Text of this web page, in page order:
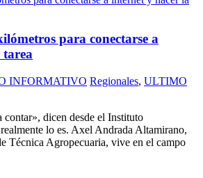
para conectarse a
tarea
INFORMATIVO Regionales, ULTIMO
contar», dicen desde el Instituto
lo es. Axel Andrada Altamirano,
Técnica Agropecuaria, vive en el campo